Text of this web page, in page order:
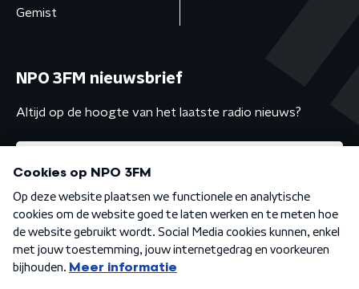
Gemist
NPO 3FM nieuwsbrief
Altijd op de hoogte van het laatste radio nieuws?
Algemene voorwaarden Privacybeleid